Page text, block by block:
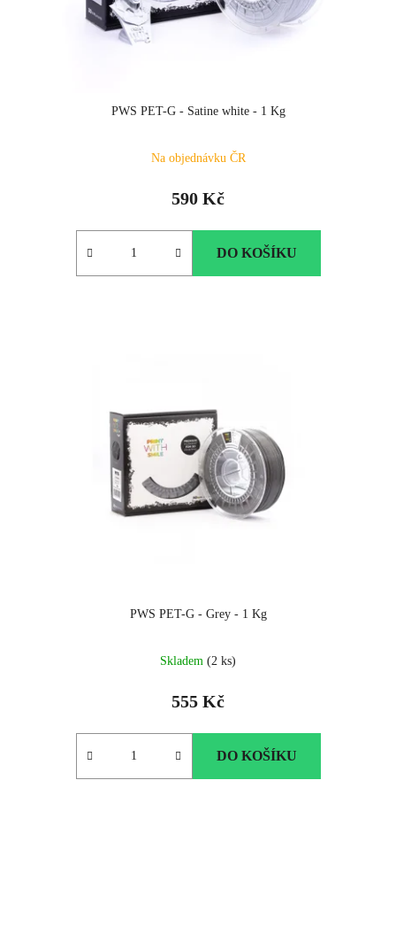
PWS PET-G - Satine white - 1 Kg
Na objednávku ČR
590 Kč
DO KOŠÍKU
PWS PET-G - Grey - 1 Kg
Skladem (2 ks)
555 Kč
DO KOŠÍKU